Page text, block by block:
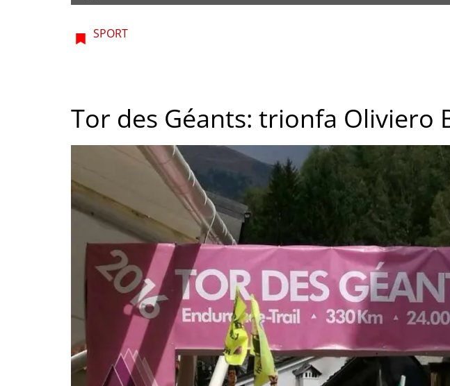
SPORT
Tor des Géants: trionfa Oliviero